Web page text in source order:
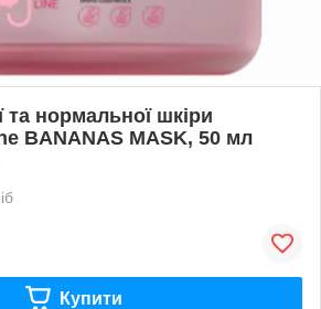
та нормальної шкіри
BANANAS MASK, 50 мл
Купити